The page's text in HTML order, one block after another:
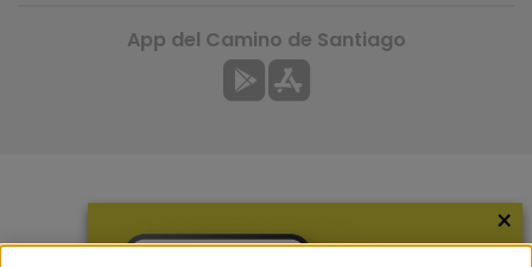
App del Camino de Santiago
×